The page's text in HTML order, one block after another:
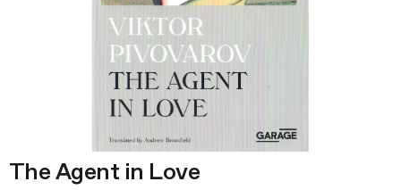
The Agent in Love